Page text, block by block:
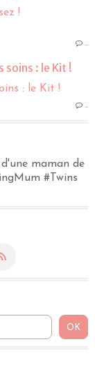
maman de
#Twins
…
soins : le Kit !
…